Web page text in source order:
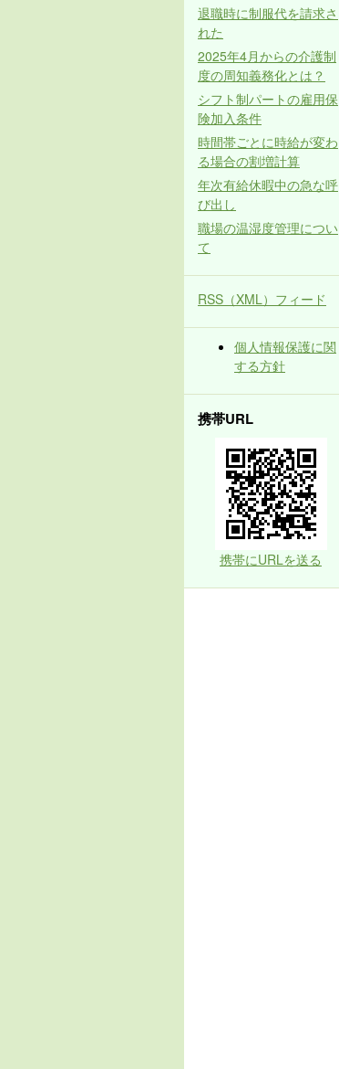
退職時に制服代を請求さ
れた
2025年4月からの介護制
度の周知義務化とは？
シフト制パートの雇用保
険加入条件
時間帯ごとに時給が変わ
る場合の割増計算
年次有給休暇中の急な呼
び出し
職場の温湿度管理につい
て
RSS（XML）フィード
個人情報保護に関
する方針
携帯URL
携帯にURLを送る